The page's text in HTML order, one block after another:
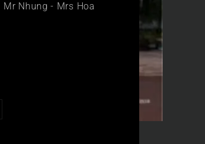
Mr Nhung - Mrs Hoa